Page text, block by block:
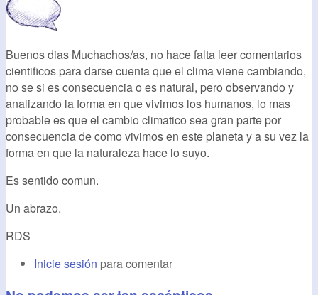
Buenos dias Muchachos/as, no hace falta leer comentarios
cientificos para darse cuenta que el clima viene cambiando,
no se si es consecuencia o es natural, pero observando y
analizando la forma en que vivimos los humanos, lo mas
probable es que el cambio climatico sea gran parte por
consecuencia de como vivimos en este planeta y a su vez la
forma en que la naturaleza hace lo suyo.
Es sentido comun.
Un abrazo.
RDS
Inicie sesión para comentar